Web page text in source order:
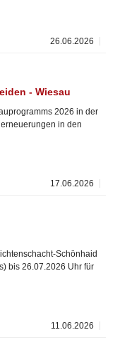
26.06.2026
- Wiesau
2026 in der
in den
17.06.2026
Schönhaid
bis 26.07.2026 Uhr für
11.06.2026